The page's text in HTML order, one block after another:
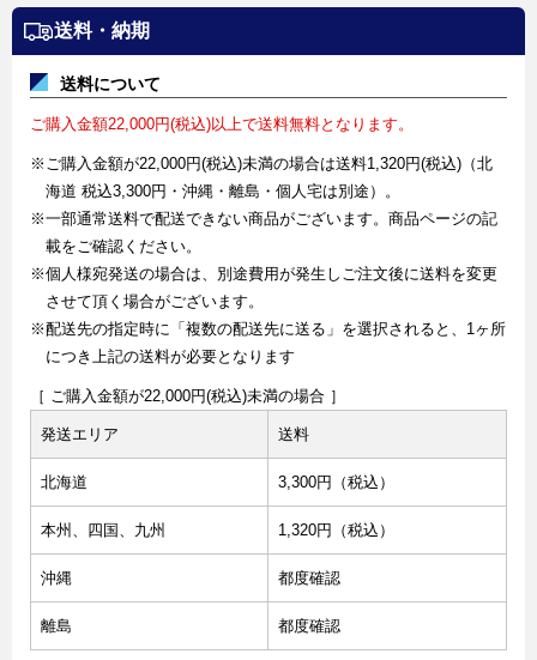
送料・納期
送料について
ご購入金額22,000円(税込)以上で送料無料となります。
※ご購入金額が22,000円(税込)未満の場合は送料1,320円(税込)（北
海道 税込3,300円・沖縄・離島・個人宅は別途）。
※一部通常送料で配送できない商品がございます。商品ページの記
載をご確認ください。
※個人様宛発送の場合は、別途費用が発生しご注文後に送料を変更
させて頂く場合がございます。
※配送先の指定時に「複数の配送先に送る」を選択されると、1ヶ所
につき上記の送料が必要となります
［ ご購入金額が22,000円(税込)未満の場合 ］
発送エリア 送料
北海道 3,300円（税込）
本州、四国、九州 1,320円（税込）
沖縄 都度確認
離島 都度確認